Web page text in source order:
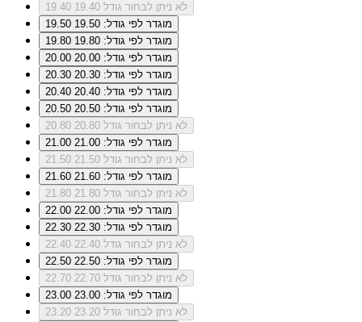
19.40
לא ניתן לבחור גודל 19.40
19.50
מוגדר לפי גודל: 19.50
19.80
מוגדר לפי גודל: 19.80
20.00
מוגדר לפי גודל: 20.00
20.30
מוגדר לפי גודל: 20.30
20.40
מוגדר לפי גודל: 20.40
20.50
מוגדר לפי גודל: 20.50
20.80
לא ניתן לבחור גודל 20.80
21.00
מוגדר לפי גודל: 21.00
21.50
לא ניתן לבחור גודל 21.50
21.60
מוגדר לפי גודל: 21.60
21.80
לא ניתן לבחור גודל 21.80
22.00
מוגדר לפי גודל: 22.00
22.30
מוגדר לפי גודל: 22.30
22.40
לא ניתן לבחור גודל 22.40
22.50
מוגדר לפי גודל: 22.50
22.70
לא ניתן לבחור גודל 22.70
23.00
מוגדר לפי גודל: 23.00
23.20
לא ניתן לבחור גודל 23.20